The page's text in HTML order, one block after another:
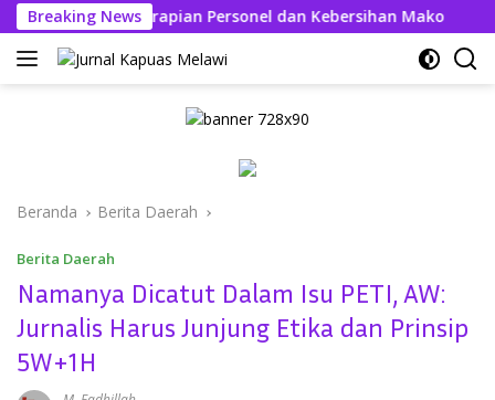
Langsung
ke
konten
Breaking News
Tekankan Kerapian Personel dan Kebersihan Mako
Beranda Berita Daerah
Berita Daerah
Namanya Dicatut Dalam Isu PETI, AW:
Jurnalis Harus Junjung Etika dan Prinsip
5W+1H